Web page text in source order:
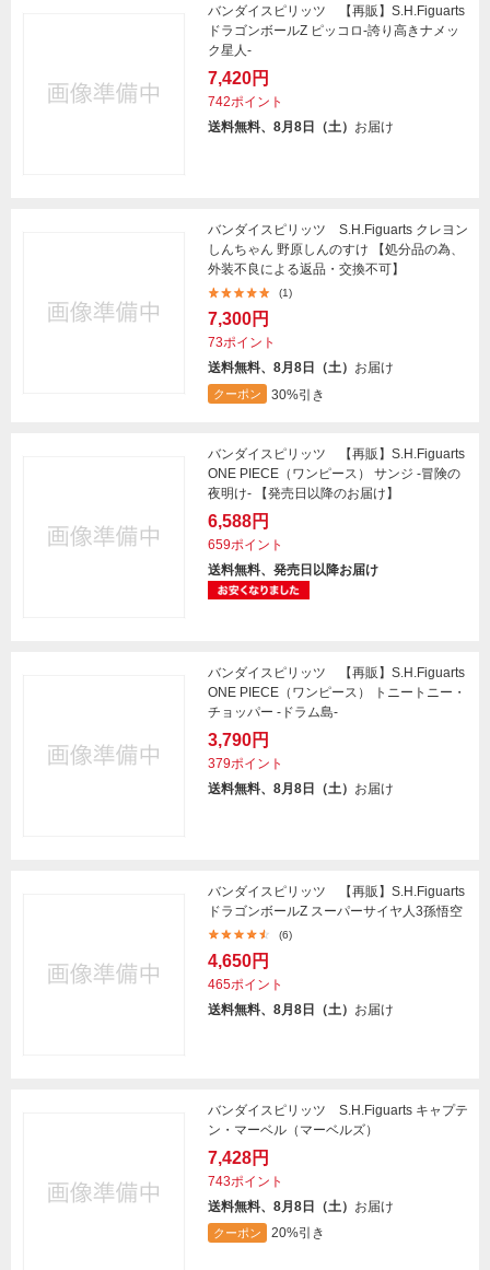
バンダイスピリッツ 【再販】S.H.Figuarts
ドラゴンボールZ ピッコロ-誇り高きナメッ
ク星人-
7,420円
742ポイント
送料無料、8月8日（土） お届け
バンダイスピリッツ S.H.Figuarts クレヨン
しんちゃん 野原しんのすけ 【処分品の為、
外装不良による返品・交換不可】
(1)
7,300円
73ポイント
送料無料、8月8日（土） お届け
クーポン 30%引き
バンダイスピリッツ 【再販】S.H.Figuarts
ONE PIECE（ワンピース） サンジ -冒険の
夜明け- 【発売日以降のお届け】
6,588円
659ポイント
送料無料、発売日以降お届け
バンダイスピリッツ 【再販】S.H.Figuarts
ONE PIECE（ワンピース） トニートニー・
チョッパー -ドラム島-
3,790円
379ポイント
送料無料、8月8日（土） お届け
バンダイスピリッツ 【再販】S.H.Figuarts
ドラゴンボールZ スーパーサイヤ人3孫悟空
(6)
4,650円
465ポイント
送料無料、8月8日（土） お届け
バンダイスピリッツ S.H.Figuarts キャプテ
ン・マーベル（マーベルズ）
7,428円
743ポイント
送料無料、8月8日（土） お届け
クーポン 20%引き